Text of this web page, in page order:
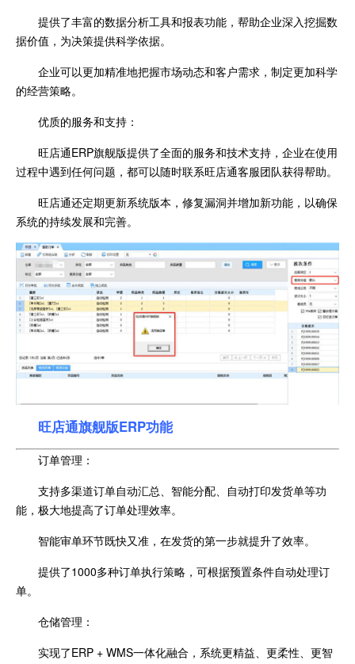
提供了丰富的数据分析工具和报表功能，帮助企业深入挖掘数
据价值，为决策提供科学依据。
企业可以更加精准地把握市场动态和客户需求，制定更加科学
的经营策略。
优质的服务和支持：
旺店通ERP旗舰版提供了全面的服务和技术支持，企业在使用
过程中遇到任何问题，都可以随时联系旺店通客服团队获得帮助。
旺店通还定期更新系统版本，修复漏洞并增加新功能，以确保
系统的持续发展和完善。
旺店通旗舰版ERP功能
订单管理：
支持多渠道订单自动汇总、智能分配、自动打印发货单等功
能，极大地提高了订单处理效率。
智能审单环节既快又准，在发货的第一步就提升了效率。
提供了1000多种订单执行策略，可根据预置条件自动处理订
单。
仓储管理：
实现了ERP + WMS一体化融合，系统更精益、更柔性、更智